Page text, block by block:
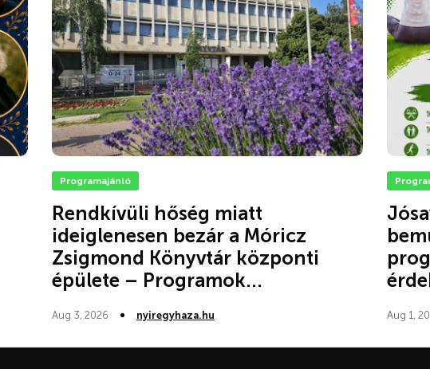
Programajánló
Rendkívüli hőség miatt
ideiglenesen bezár a Móricz
Zsigmond Könyvtár központi
épülete – Programok...
Aug 3, 2026 nyiregyhaza.hu Aug 1,